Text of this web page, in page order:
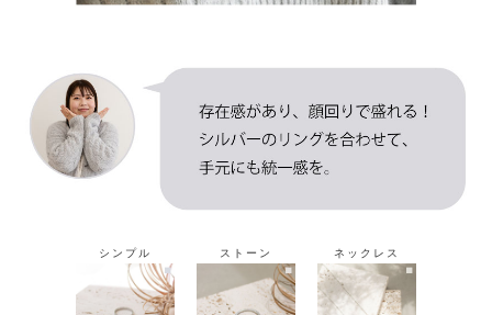
シンプル ストーン ネックレス